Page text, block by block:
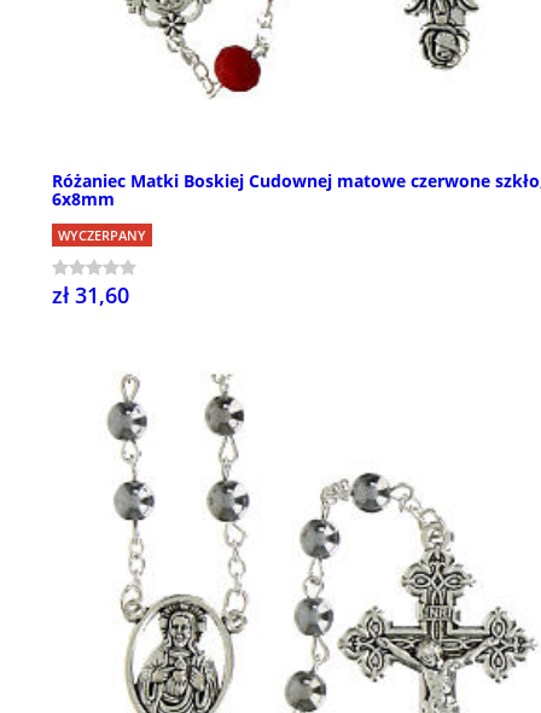
Różaniec Matki Boskiej Cudownej matowe czerwone
6x8mm
WYCZERPANY
zł 31,60